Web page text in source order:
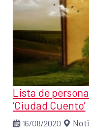
Lista de
‘Ciudad Cuento’
16/08/2020